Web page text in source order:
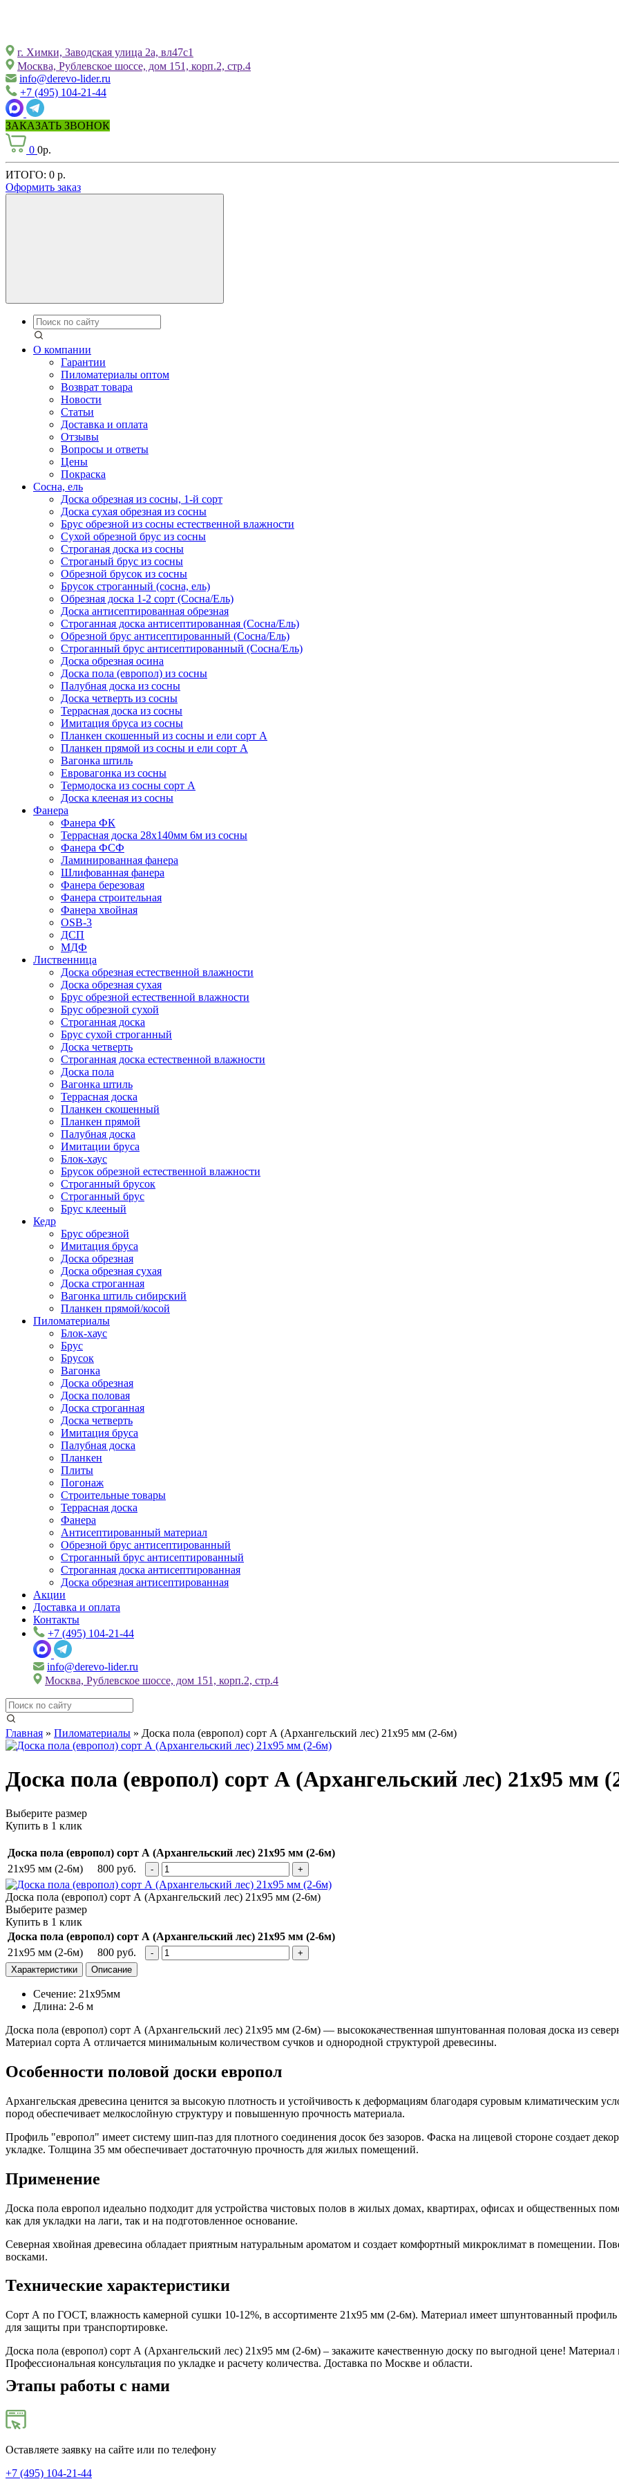
г. Химки, Заводская улица 2а, вл47с1
Москва, Рублевское шоссе, дом 151, корп.2, стр.4
info@derevo-lider.ru
+7 (495) 104-21-44
ЗАКАЗАТЬ ЗВОНОК
0 0р.
ИТОГО: 0 р.
Оформить заказ
О компании
Гарантии
Пиломатериалы оптом
Возврат товара
Новости
Статьи
Доставка и оплата
Отзывы
Вопросы и ответы
Цены
Покраска
Сосна, ель
Доска обрезная из сосны, 1-й сорт
Доска сухая обрезная из сосны
Брус обрезной из сосны естественной влажности
Сухой обрезной брус из сосны
Строганая доска из сосны
Строганый брус из сосны
Обрезной брусок из сосны
Брусок строганный (сосна, ель)
Обрезная доска 1-2 сорт (Сосна/Ель)
Доска антисептированная обрезная
Строганная доска антисептированная (Сосна/Ель)
Обрезной брус антисептированный (Сосна/Ель)
Строганный брус антисептированный (Сосна/Ель)
Доска обрезная осина
Доска пола (европол) из сосны
Палубная доска из сосны
Доска четверть из сосны
Террасная доска из сосны
Имитация бруса из сосны
Планкен скошенный из сосны и ели cорт А
Планкен прямой из сосны и ели cорт А
Вагонка штиль
Евровагонка из сосны
Термодоска из сосны сорт А
Доска клееная из сосны
Фанера
Фанера ФК
Террасная доска 28х140мм 6м из сосны
Фанера ФСФ
Ламинированная фанера
Шлифованная фанера
Фанера березовая
Фанера строительная
Фанера хвойная
OSB-3
ДСП
МДФ
Лиственница
Доска обрезная естественной влажности
Доска обрезная сухая
Брус обрезной естественной влажности
Брус обрезной сухой
Строганная доска
Брус сухой строганный
Доска четверть
Строганная доска естественной влажности
Доска пола
Вагонка штиль
Террасная доска
Планкен скошенный
Планкен прямой
Палубная доска
Имитации бруса
Блок-хаус
Брусок обрезной естественной влажности
Строганный брусок
Строганный брус
Брус клееный
Кедр
Брус обрезной
Имитация бруса
Доска обрезная
Доска обрезная сухая
Доска строганная
Вагонка штиль сибирский
Планкен прямой/косой
Пиломатериалы
Блок-хаус
Брус
Брусок
Вагонка
Доска обрезная
Доска половая
Доска строганная
Доска четверть
Имитация бруса
Палубная доска
Планкен
Плиты
Погонаж
Строительные товары
Террасная доска
Фанера
Антисептированный материал
Обрезной брус антисептированный
Строганный брус антисептированный
Строганная доска антисептированная
Доска обрезная антисептированная
Акции
Доставка и оплата
Контакты
+7 (495) 104-21-44
info@derevo-lider.ru
Москва, Рублевское шоссе, дом 151, корп.2, стр.4
Главная » Пиломатериалы » Доска пола (европол) сорт А (Архангельский лес)‎ 21х95 мм (2-6м)
Доска пола (европол) сорт А (Архангельский лес)‎ 21х95 мм
Выберите размер
Купить в 1 клик
Доска пола (европол) сорт А (Архангельский лес) 21х95 мм (2-6м)
21х95 мм (2-6м)
800 руб.
Доска пола (европол) сорт А (Архангельский лес)‎ 21х95 мм (2-6м)
Выберите размер
Купить в 1 клик
Доска пола (европол) сорт А (Архангельский лес) 21х95 мм (2-6м)
21х95 мм (2-6м)
800 руб.
Характеристики Описание
Сечение: 21х95мм
Длина: 2-6 м
Доска пола (европол) сорт А (Архангельский лес)‎ 21х95 мм (2-6м) — высококачественная шпунтованная половая доска из
Материал сорта А отличается минимальным количеством сучков и однородной структурой древесины.
Особенности половой доски европол
Архангельская древесина ценится за высокую плотность и устойчивость к деформациям благодаря суровым климатическим
пород обеспечивает мелкослойную структуру и повышенную прочность материала.
Профиль "европол" имеет систему шип-паз для плотного соединения досок без зазоров. Фаска на лицевой стороне создает
укладке. Толщина 35 мм обеспечивает достаточную прочность для жилых помещений.
Применение
Доска пола европол идеально подходит для устройства чистовых полов в жилых домах, квартирах, офисах и общественных
как для укладки на лаги, так и на подготовленное основание.
Северная хвойная древесина обладает приятным натуральным ароматом и создает комфортный микроклимат в помещении.
восками.
Технические характеристики
Сорт А по ГОСТ, влажность камерной сушки 10-12%, в ассортименте 21х95 мм (2-6м). Материал имеет шпунтованный профиль
для защиты при транспортировке.
Доска пола (европол) сорт А (Архангельский лес)‎ 21х95 мм (2-6м) – закажите качественную доску по выгодной цене! Материал
Профессиональная консультация по укладке и расчету количества. Доставка по Москве и области.
Этапы работы с нами
Оставляете заявку на сайте или по телефону
+7 (495) 104-21-44